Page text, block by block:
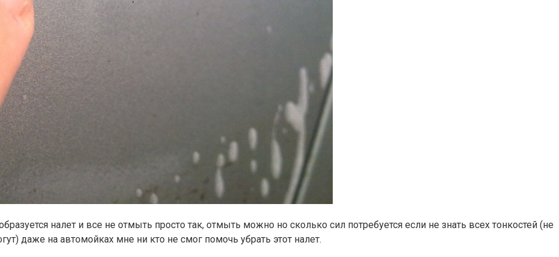
налет и все не отмыть просто так, отмыть можно но сколько сил потребуется если не знать всех тонкостей (не
даже на автомойках мне ни кто не смог помочь убрать этот налет.